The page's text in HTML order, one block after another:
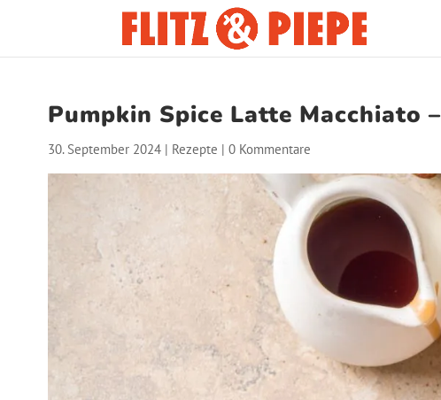
Pumpkin Spice Latte Macchiato
30. September 2024| Rezepte | 0 Kommentare